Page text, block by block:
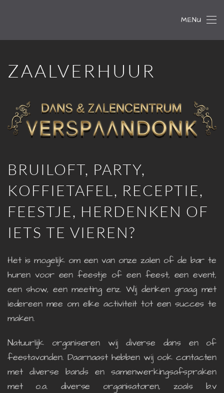
MENU
ZAALVERHUUR
BRUILOFT, PARTY,
KOFFIETAFEL, RECEPTIE,
FEESTJE, HERDENKEN OF
IETS TE VIEREN?
Het is mogelijk om een van onze zalen of de bar te
huren voor een feestje of een feest, een event,
een show, een meeting enz. Wij denken graag met
iedereen mee om elke activiteit tot een succes te
maken.
Natuurlijk organiseren wij diverse dans en of
feestavonden. Daarnaast hebben wij ook contacten
met diverse bands en samenwerkingsafspraken
met o.a. diverse organisatoren, zoals b.v